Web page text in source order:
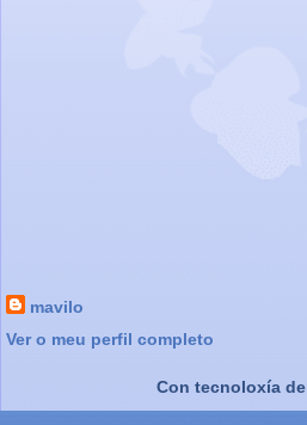
mavilo
Ver o meu perfil completo
Con tecnoloxía de